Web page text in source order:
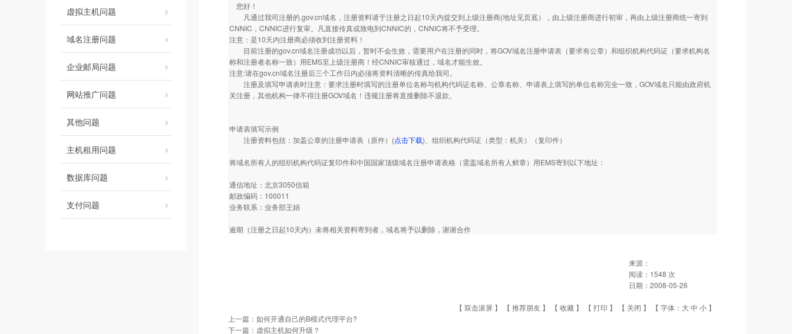
虚拟主机问题
域名注册问题
企业邮局问题
网站推广问题
其他问题
主机租用问题
数据库问题
支付问题
您好！
凡通过我司注册的.gov.cn域名，注册资料请于注册之日起10天内提交到上级注册商(地址见页底），由上级注册商进行初审，再由上级注册商统一寄到
CNNIC，CNNIC进行复审。凡直接传真或致电到CNNIC的，CNNIC将不予受理。
注意：是10天内注册商必须收到注册资料！
目前注册的gov.cn域名注册成功以后，暂时不会生效，需要用户在注册的同时，将GOV域名注册申请表（要求有公章）和组织机构代码证（要求机构名
称和注册者名称一致）用EMS至上级注册商！经CNNIC审核通过，域名才能生效。
注意:请在gov.cn域名注册后三个工作日内必须将资料清晰的传真给我司。
注册及填写申请表时注意：要求注册时填写的注册单位名称与机构代码证名称、公章名称、申请表上填写的单位名称完全一致，GOV域名只能由政府机
关注册，其他机构一律不得注册GOV域名！违规注册将直接删除不退款。
申请表填写示例
注册资料包括：加盖公章的注册申请表（原件）(点击下载)、组织机构代码证（类型：机关）（复印件）
将域名所有人的组织机构代码证复印件和中国国家顶级域名注册申请表格（需盖域名所有人鲜章）用EMS寄到以下地址：
通信地址：北京3050信箱
邮政编码：100011
业务联系：业务部王娟
逾期（注册之日起10天内）未将相关资料寄到者，域名将予以删除，谢谢合作
来源：
阅读： 1548 次
日期： 2008-05-26
【 双击滚屏 】 【 推荐朋友 】 【 收藏 】 【 打印 】 【 关闭 】 【 字体： 大中 小 】
上一篇： 如何开通自己的B模式代理平台?
下一篇： 虚拟主机如何升级？